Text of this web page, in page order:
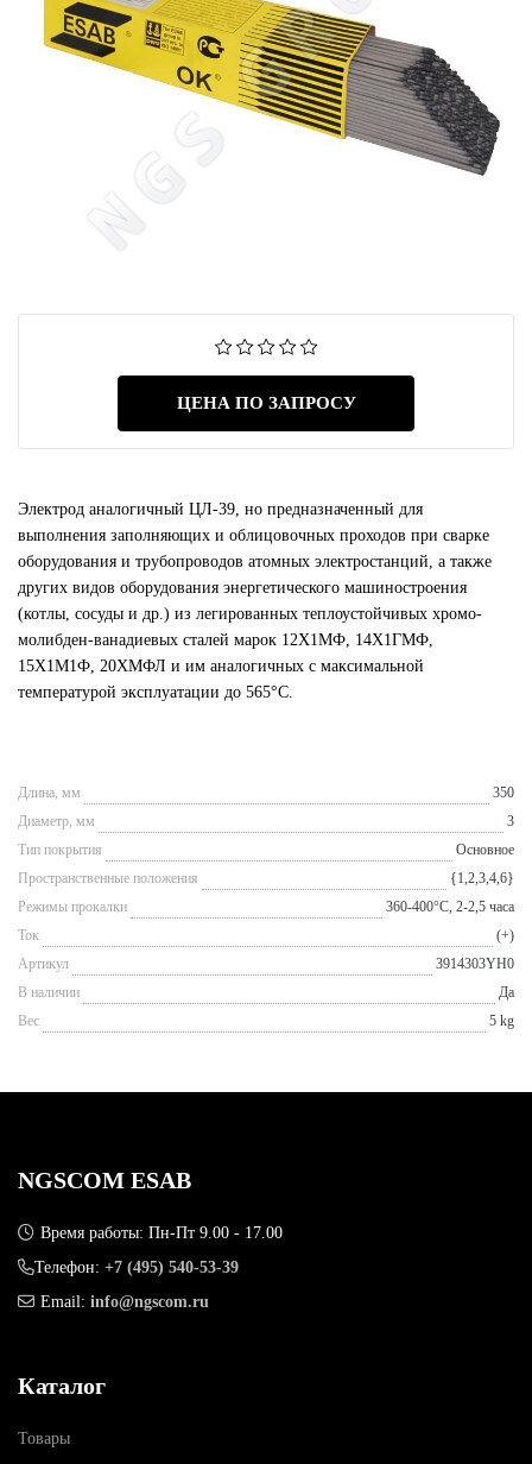
ЦЕНА ПО ЗАПРОСУ
Электрод аналогичный ЦЛ-39, но предназначенный для
выполнения заполняющих и облицовочных проходов при сварке
оборудования и трубопроводов атомных электростанций, а также
других видов оборудования энергетического машиностроения
(котлы, сосуды и др.) из легированных теплоустойчивых хромо-
молибден-ванадиевых сталей марок 12Х1МФ, 14Х1ГМФ,
15Х1М1Ф, 20ХМФЛ и им аналогичных с максимальной
температурой эксплуатации до 565°C.
Длина, мм
350
Диаметр, мм
3
Тип покрытия
Основное
Пространственные положения
{1,2,3,4,6}
Режимы прокалки
360-400°С, 2-2,5 часа
Ток
(+)
Артикул
3914303YH0
В наличии
Да
Вес
5 kg
NGSCOM ESAB
Время работы: Пн-Пт 9.00 - 17.00
Телефон: +7 (495) 540-53-39
Email: info@ngscom.ru
Каталог
Товары